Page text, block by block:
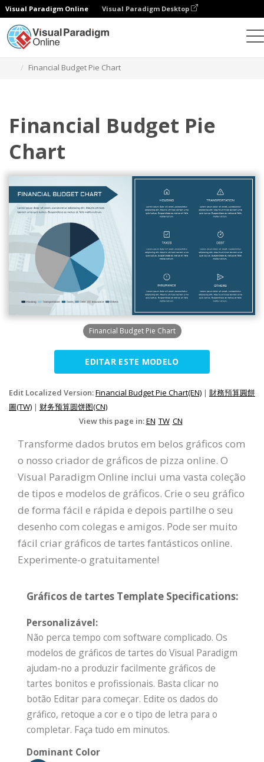
Visual Paradigm Online Visual Paradigm Desktop
Financial Budget Pie Chart
Financial Budget Pie
Chart
Financial Budget Pie Chart
EDITAR ESTE MODELO
Edit Localized Version:Financial Budget Pie Chart(EN) | 財務預算圓餅
圖(TW) | 财务预算圆饼图(CN)
View this page in:EN TW CN
Transforme dados brutos em belos gráficos com
o nosso criador de gráficos de pizza online. O
Visual Paradigm Online inclui uma vasta coleção
de tipos e modelos de gráficos. Crie o seu gráfico
de forma fácil e rápida e depois partilhe o seu
desenho com colegas e amigos. Pode ser muito
fácil criar gráficos de tartes fantásticos online.
Experimente-o gratuitamente!
Gráficos de tartes Template Specifications:
Personalizável:
Não perca tempo com software complicado. Os
modelos de gráficos de tartes do Visual Paradigm
ajudam-no a produzir facilmente gráficos de
tartes bonitos e profissionais. Basta clicar no
botão Editar para começar. Edite os dados do
gráfico, retoque a cor e o tipo de letra para o
completar. Faça tudo em minutos.
Dominant Color